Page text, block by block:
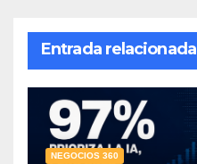
Entrada relacionada
NEGOCIOS 360